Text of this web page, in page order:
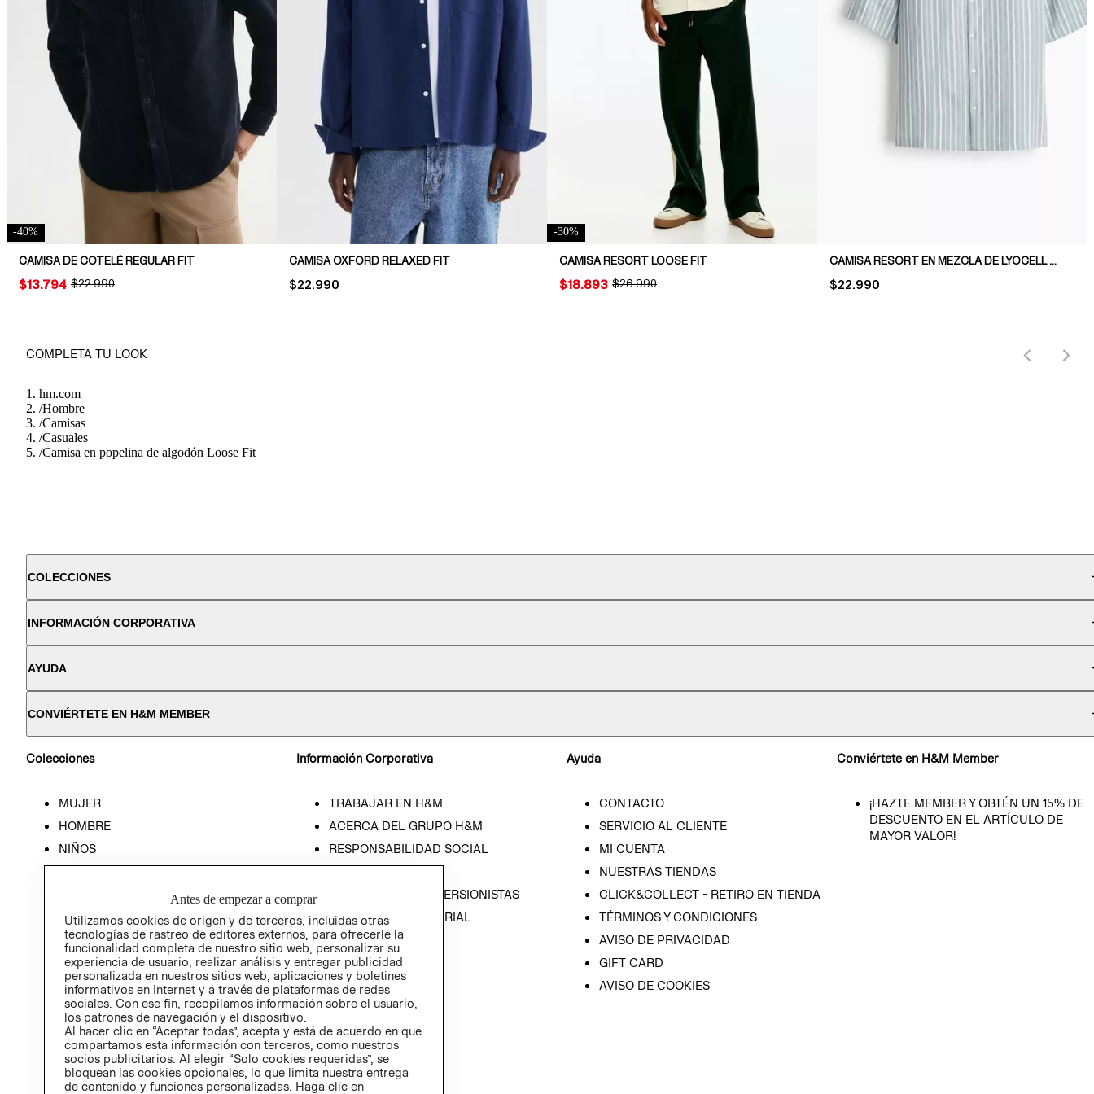
-40%
CAMISA DE COTELÉ REGULAR FIT
ORIGINAL PRICE:
$22.990
PRICE:
$13.794
CAMISA OXFORD RELAXED FIT
PRICE:
$22.990
-30%
CAMISA RESORT LOOSE FIT
ORIGINAL PRICE:
$26.990
PRICE:
$18.893
CAMISA RESORT EN MEZCLA DE LYOCELL REGULAR FIT
PRICE:
$22.990
COMPLETA TU LOOK
hm.com
/Hombre
/Camisas
/Casuales
/Camisa en popelina de algodón Loose Fit
COLECCIONES
INFORMACIÓN CORPORATIVA
AYUDA
CONVIÉRTETE EN H&M MEMBER
Colecciones
MUJER
HOMBRE
NIÑOS
Información Corporativa
TRABAJAR EN H&M
ACERCA DEL GRUPO H&M
RESPONSABILIDAD SOCIAL
RELACIÓN CON INVERSIONISTAS
POLÍTICA EMPRESARIAL
Ayuda
CONTACTO
SERVICIO AL CLIENTE
MI CUENTA
NUESTRAS TIENDAS
CLICK&COLLECT - RETIRO EN TIENDA
TÉRMINOS Y CONDICIONES
AVISO DE PRIVACIDAD
GIFT CARD
AVISO DE COOKIES
Conviértete en H&M Member
¡HAZTE MEMBER Y OBTÉN UN 15% DE
DESCUENTO EN EL ARTÍCULO DE
MAYOR VALOR!
Antes de empezar a comprar
Utilizamos cookies de origen y de terceros, incluidas otras
tecnologías de rastreo de editores externos, para ofrecerle la
funcionalidad completa de nuestro sitio web, personalizar su
experiencia de usuario, realizar análisis y entregar publicidad
personalizada en nuestros sitios web, aplicaciones y boletines
informativos en Internet y a través de plataformas de redes
sociales. Con ese fin, recopilamos información sobre el usuario,
los patrones de navegación y el dispositivo.
Al hacer clic en “Aceptar todas”, acepta y está de acuerdo en que
compartamos esta información con terceros, como nuestros
socios publicitarios. Al elegir “Solo cookies requeridas”, se
bloquean las cookies opcionales, lo que limita nuestra entrega
de contenido y funciones personalizadas. Haga clic en